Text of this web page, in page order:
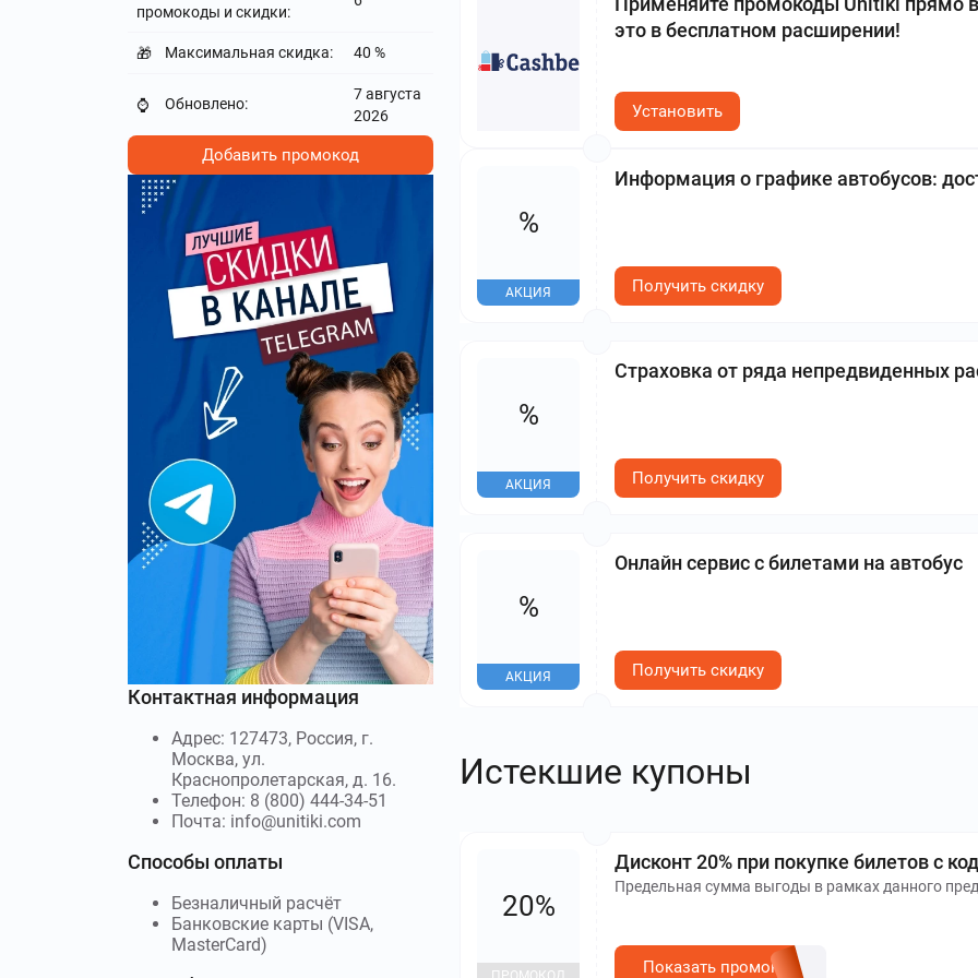
это в бесплатном расширении!
Установить
Информация о графике автобусов:
%
АКЦИЯ Получить скидку
Страховка от ряда непредвиденных
%
АКЦИЯ Получить скидку
Онлайн сервис с билетами на автобус
%
АКЦИЯ Получить скидку
Истекшие купоны
Дисконт 20% при покупке билетов с
Предельная сумма выгоды в рамках данного
20%
Показать промокод
промокоды и скидки:
🎁 Максимальная скидка: 40 %
⌚ Обновлено:
7 августа
2026
Добавить промокод
Контактная информация
Адрес: 127473, Россия, г.
Москва, ул.
Краснопролетарская, д. 16.
Телефон: 8 (800) 444-34-51
Почта: info@unitiki.com
Способы оплаты
Безналичный расчёт
Банковские карты (VISA,
MasterCard)